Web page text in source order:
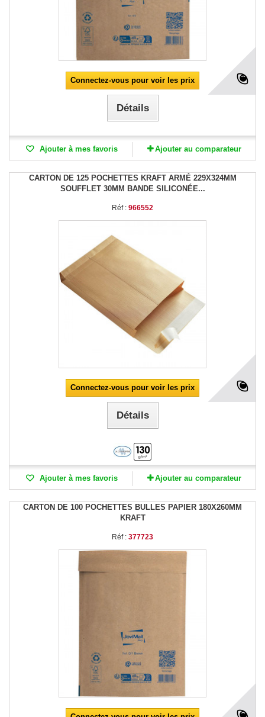
Connectez-vous pour voir les prix
Détails
Ajouter à mes favoris Ajouter au comparateur
CARTON DE 125 POCHETTES KRAFT ARMÉ 229X324MM
SOUFFLET 30MM BANDE SILICONÉE...
Réf : 966552
Connectez-vous pour voir les prix
Détails
Ajouter à mes favoris Ajouter au comparateur
CARTON DE 100 POCHETTES BULLES PAPIER 180X260MM
KRAFT
Réf : 377723